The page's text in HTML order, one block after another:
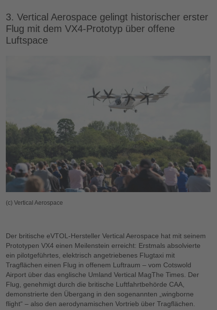
3. Vertical Aerospace gelingt historischer erster
Flug mit dem VX4‑Prototyp über offene
Luftspace
(c) Vertical Aerospace
Der britische eVTOL-Hersteller Vertical Aerospace hat mit seinem
Prototypen VX4 einen Meilenstein erreicht: Erstmals absolvierte
ein pilotgeführtes, elektrisch angetriebenes Flugtaxi mit
Tragflächen einen Flug in offenem Luftraum – vom Cotswold
Airport über das englische Umland Vertical MagThe Times. Der
Flug, genehmigt durch die britische Luftfahrtbehörde CAA,
demonstrierte den Übergang in den sogenannten „wingborne
flight“ – also den aerodynamischen Vortrieb über Tragflächen.